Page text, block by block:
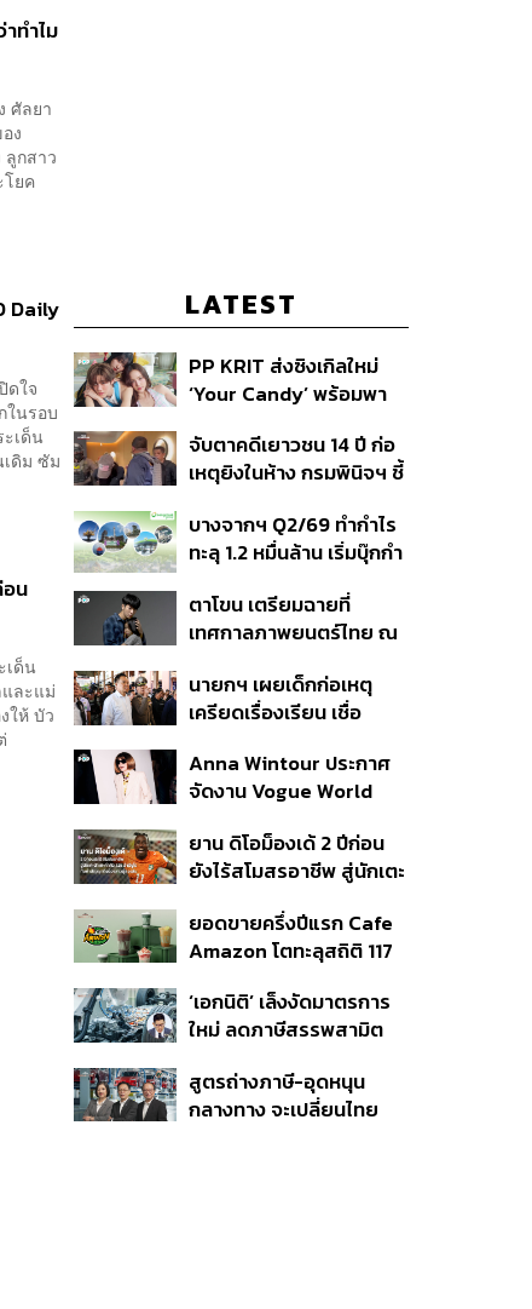
ทำไม
ศัลยา
ง
กสาว
โยค
Daily
ดใจ
ในรอบ
เด็น
ดิม ซัม
อน
เด็น
ละแม่
ให้ บัว
LATEST
PP KRIT ส่งซิงเกิลใหม่
‘Your Candy’ พร้อมพา
สิกวิดีโอ
จับตาคดีเยาวชน 14 ปี ก่อ
เหตุยิงในห้าง กรมพินิจฯ ชี้
เนื่อง ประเมินปล่อยตัว
บางจากฯ Q2/69 ทำกำไร
ทะลุ 1.2 หมื่นล้าน เริ่มบุ๊กกำ
แรก หนุนรายได้ครึ่งปีทะลุ
3.2 แสนล้าน
ตาโขน เตรียมฉายที่
เทศกาลภาพยนตร์ไทย ณ
นายกฯ เผยเด็กก่อเหตุ
เครียดเรื่องเรียน เชื่อ
กระสุนอีกกว่า 30 นัด หาก
ไม่จบชีวิตตัวเองอาจสูญ
Anna Wintour ประกาศ
จัดงาน Vogue World
ยาน ดิโอม็องเด้ 2 ปีก่อน
ยังไร้สโมสรอาชีพ สู่นักเตะ
สัญญาถึงน้องสาวผู้ล่วง
ลับ
ยอดขายครึ่งปีแรก Cafe
Amazon โตทะลุสถิติ 117
สไตล์ OR โตต่อเนื่อง
‘เอกนิติ’ เล็งงัดมาตรการ
ใหม่ ลดภาษีสรรพสามิต
โรงงานในไทย
สูตรถ่างภาษี-อุดหนุน
กลางทาง จะเปลี่ยนไทย